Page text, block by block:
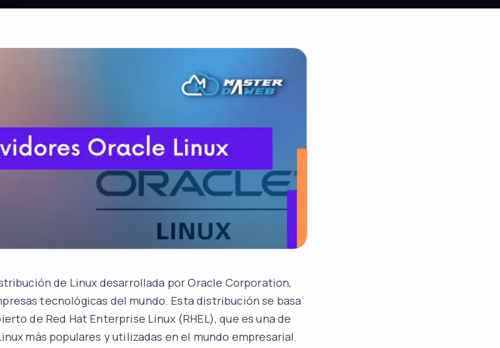
de Linux desarrollada por Oracle Corporation,
tecnológicas del mundo. Esta distribución se basa
de Red Hat Enterprise Linux (RHEL), que es una de
más populares y utilizadas en el mundo empresarial.